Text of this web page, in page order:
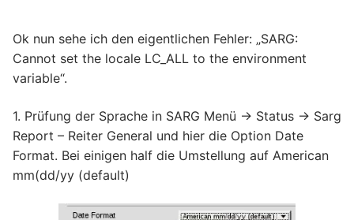
Ok nun sehe ich den eigentlichen Fehler: „SARG:
Cannot set the locale LC_ALL to the environment
variable“.
1. Prüfung der Sprache in SARG Menü -> Status -> Sarg
Report – Reiter General und hier die Option Date
Format. Bei einigen half die Umstellung auf American
mm(dd/yy (default)